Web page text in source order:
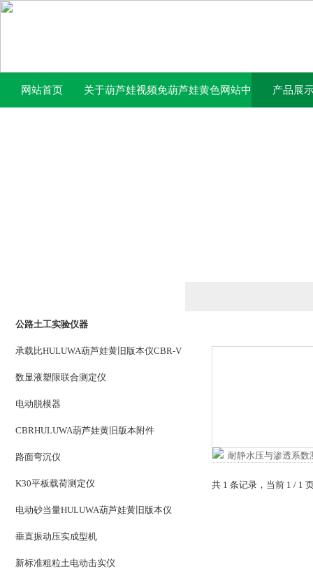
网站首页 关于葫芦娃视频免葫芦娃黄色网站中 产品展
公路土工实验仪器
承载比HULUWA葫芦娃黄旧版本仪CBR-V
数显液塑限联合测定仪
电动脱模器
CBRHULUWA葫芦娃黄旧版本附件
路面弯沉仪
K30平板载荷测定仪
电动砂当量HULUWA葫芦娃黄旧版本仪
垂直振动压实成型机
新标准粗粒土电动击实仪
共 1 条记录，当前 1